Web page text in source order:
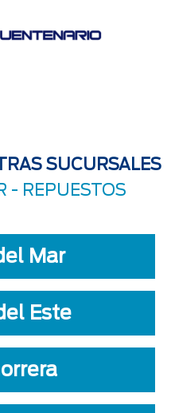
SUCURSALES
- REPUESTOS
Mar
Este